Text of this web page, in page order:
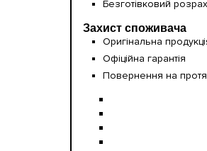
Безготівковий
Захист споживача
Оригінальна
Офіційна гарантія
Повернення на